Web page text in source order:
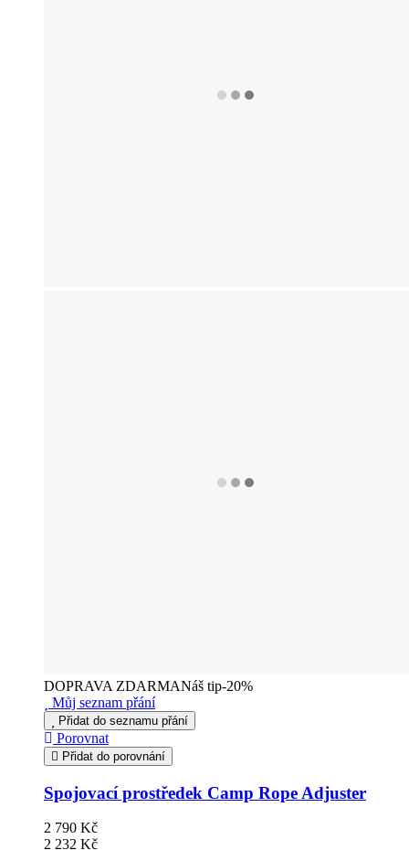
DOPRAVA ZDARMANáš tip-20%
Můj seznam přání
Přidat do seznamu přání
Porovnat
Přidat do porovnání
Spojovací prostředek Camp Rope Adjuster
2 790 Kč
2 232 Kč